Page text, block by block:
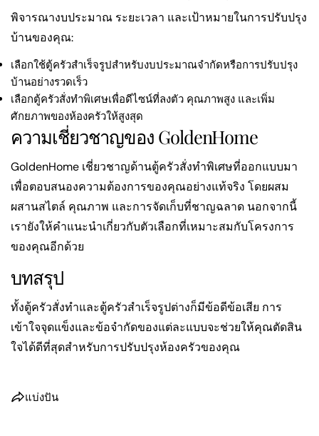
พิจารณางบประมาณ ระยะเวลา และเป้าหมายในการปรับปรุง
บ้านของคุณ:
เลือกใช้ตู้ครัวสำเร็จรูปสำหรับงบประมาณจำกัดหรือการปรับปรุง
บ้านอย่างรวดเร็ว
เลือกตู้ครัวสั่งทำพิเศษเพื่อดีไซน์ที่ลงตัว คุณภาพสูง และเพิ่ม
ศักยภาพของห้องครัวให้สูงสุด
ความเชี่ยวชาญของ GoldenHome
GoldenHome เชี่ยวชาญด้านตู้ครัวสั่งทำพิเศษที่ออกแบบมา
เพื่อตอบสนองความต้องการของคุณอย่างแท้จริง โดยผสม
ผสานสไตล์ คุณภาพ และการจัดเก็บที่ชาญฉลาด นอกจากนี้
เรายังให้คำแนะนำเกี่ยวกับตัวเลือกที่เหมาะสมกับโครงการ
ของคุณอีกด้วย
บทสรุป
ทั้งตู้ครัวสั่งทำและตู้ครัวสำเร็จรูปต่างก็มีข้อดีข้อเสีย การ
เข้าใจจุดแข็งและข้อจำกัดของแต่ละแบบจะช่วยให้คุณตัดสิน
ใจได้ดีที่สุดสำหรับการปรับปรุงห้องครัวของคุณ
แบ่งปัน